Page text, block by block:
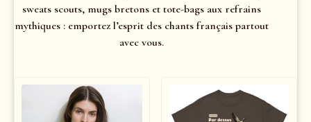
sweats scouts, mugs bretons et tote-bags aux refrains
mythiques : emportez l’esprit des chants français partout
avec vous.